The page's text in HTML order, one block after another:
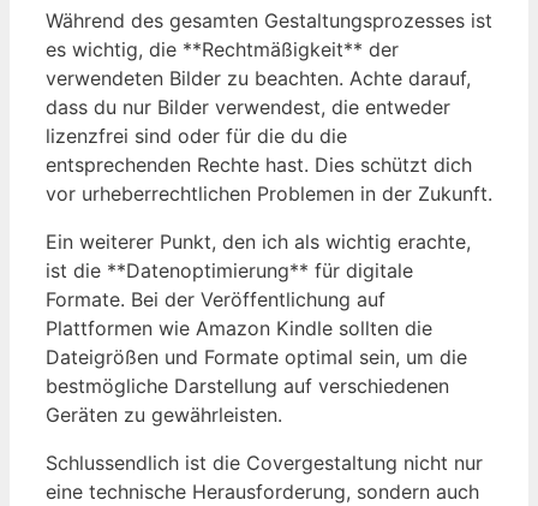
Während des gesamten Gestaltungsprozesses ist
es wichtig, die **Rechtmäßigkeit** der
verwendeten Bilder zu beachten. Achte darauf,
dass du nur Bilder verwendest, die entweder
lizenzfrei sind oder für die du die
entsprechenden Rechte hast. Dies schützt dich
vor urheberrechtlichen Problemen in der Zukunft.
Ein weiterer Punkt, den ich als wichtig erachte,
ist die **Datenoptimierung** für digitale
Formate. Bei der Veröffentlichung auf
Plattformen wie Amazon Kindle sollten die
Dateigrößen und Formate optimal sein, um die
bestmögliche Darstellung auf verschiedenen
Geräten zu gewährleisten.
Schlussendlich ist die Covergestaltung nicht nur
eine technische Herausforderung, sondern auch